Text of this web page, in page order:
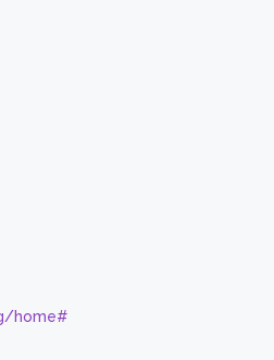
home#